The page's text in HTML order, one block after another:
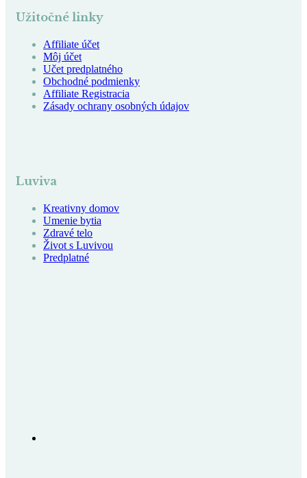
Užitočné linky
Affiliate účet
Môj účet
Učet predplatného
Obchodné podmienky
Affiliate Registracia
Zásady ochrany osobných údajov
Luviva
Kreativny domov
Umenie bytia
Zdravé telo
Život s Luvivou
Predplatné